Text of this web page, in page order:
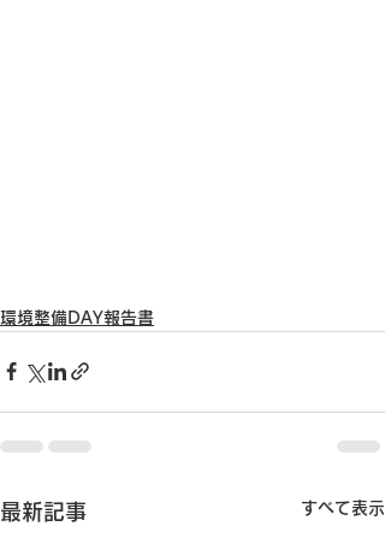
環境整備DAY報告書
最新記事 すべて表示